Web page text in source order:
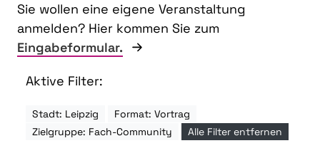
Sie wollen eine eigene Veranstaltung
anmelden? Hier kommen Sie zum
Eingabeformular.
Aktive Filter:
Stadt: Leipzig
Format: Vortrag
Zielgruppe: Fach-Community
Alle Filter entfernen